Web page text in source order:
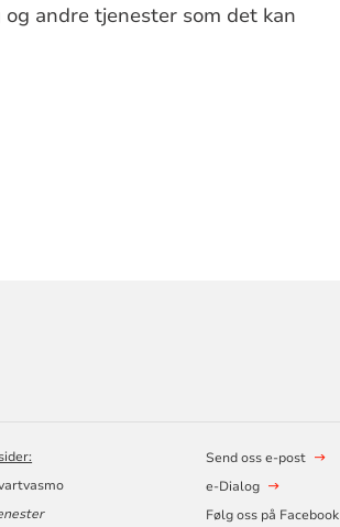
andre tjenester som det kan
Send oss e-post
e-Dialog
Følg oss på Facebook